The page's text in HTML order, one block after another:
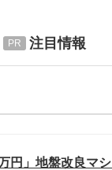
注目情報
円」地盤改良マ